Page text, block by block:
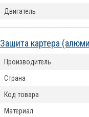
Двигатель
Защита картера
Производитель
Страна
Код товара
Материал